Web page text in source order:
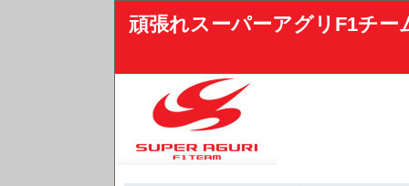
頑張れスーパーアグリF1チー